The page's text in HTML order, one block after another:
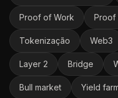
Proof of Work Proof
Tokenização Web3
Layer 2 Bridge
Bull market Yield